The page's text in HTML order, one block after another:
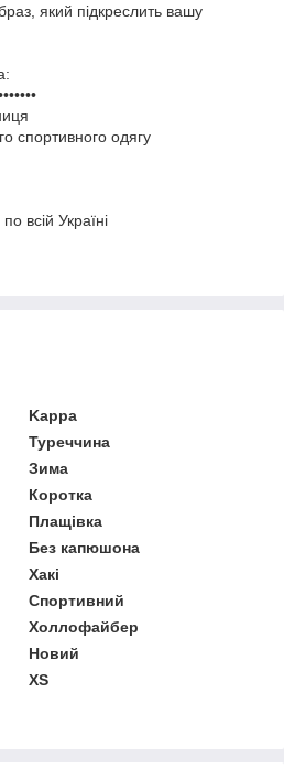
який підкреслить вашу
спортивного одягу
всій Україні
Kappa
Туреччина
Зима
Коротка
Плащівка
Без капюшона
Хакі
Спортивний
Холлофайбер
Новий
XS